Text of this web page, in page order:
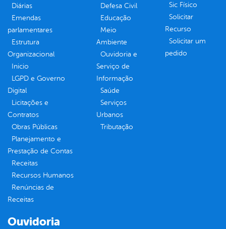
Diárias
Emendas
parlamentares
Estrutura
Organizacional
Inicio
LGPD e Governo
Digital
Licitações e
Contratos
Obras Públicas
Planejamento e
Prestação de Contas
Receitas
Recursos Humanos
Renúncias de
Receitas
Defesa Civil
Educação
Meio
Ambiente
Ouvidoria e
Serviço de
Informação
Saúde
Serviços
Urbanos
Tributação
Sic Físico
Solicitar
Recurso
Solicitar um
pedido
Ouvidoria